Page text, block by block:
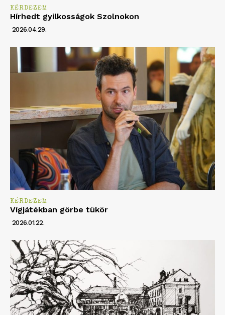
KÉRDEZEM
Hírhedt gyilkosságok Szolnokon
2026.04.29.
KÉRDEZEM
Vígjátékban görbe tükör
2026.01.22.